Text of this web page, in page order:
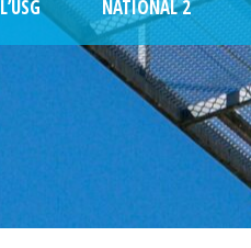
L’USG NATIONAL 2